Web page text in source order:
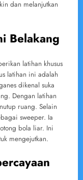
dan melanjutkan
Belakang
latihan khusus
latihan ini adalah
dikenal suka
Dengan latihan
ruang. Selain
sweeper. Ia
bola liar. Ini
mengejutkan.